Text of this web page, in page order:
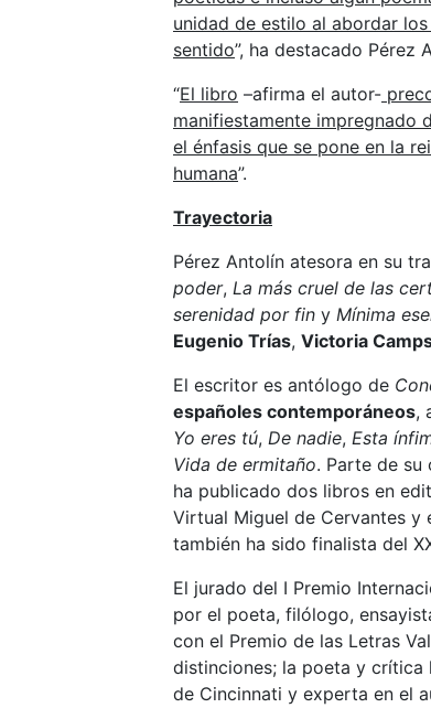
unidad de estilo al abordar
sentido”, ha destacado Pérez
“El libro –afirma el autor-
manifiestamente impregnado
el énfasis que se pone en la
humana”.
Trayectoria
Pérez Antolín atesora en su
poder, La más cruel de las
serenidad por fin y Mínima
Eugenio Trías, Victoria
El escritor es antólogo de
españoles contemporáneos,
Yo eres tú, De nadie, Esta
Vida de ermitaño. Parte de su
ha publicado dos libros en
Virtual Miguel de Cervantes y
también ha sido finalista del
El jurado del I Premio
por el poeta, filólogo,
con el Premio de las Letras
distinciones; la poeta y crítica
de Cincinnati y experta en el